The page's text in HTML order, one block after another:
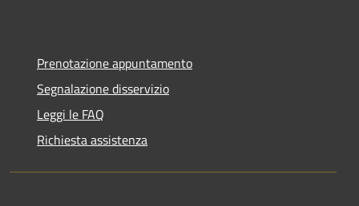
Prenotazione appuntamento
Segnalazione disservizio
Leggi le FAQ
Richiesta assistenza